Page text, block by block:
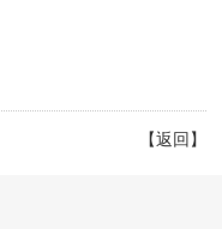
【返回】